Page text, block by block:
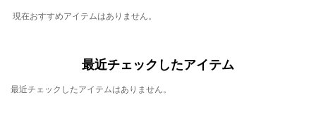
現在おすすめアイテムはありません。
最近チェックしたアイテム
最近チェックしたアイテムはありません。